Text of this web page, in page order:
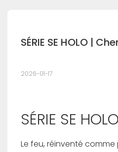
SÉRIE SE HOLO |
2026-01-17
SÉRIE SE
Le feu, réinventé